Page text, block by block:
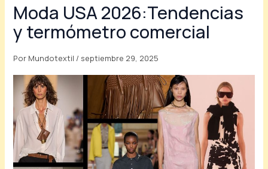
Moda USA 2026:Tendencias
y termómetro comercial
Por Mundotextil / septiembre 29, 2025